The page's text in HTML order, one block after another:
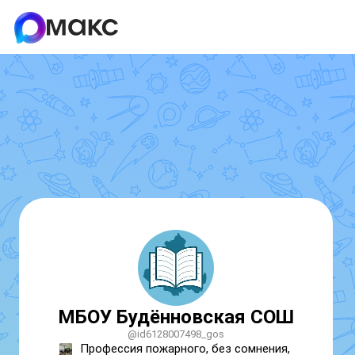
МБОУ Будённовская СОШ
@id6128007498_gos
Профессия пожарного, без сомнения,